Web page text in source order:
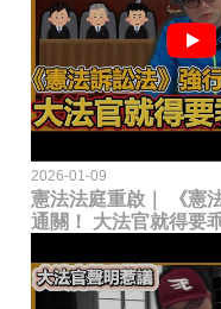
2026-01-09
憲法法庭重啟｜ 《憲
通關！ 大法官就得要